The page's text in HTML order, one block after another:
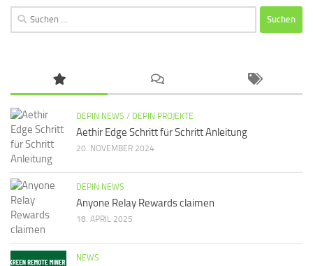
Suchen
nach:
DEPIN NEWS / DEPIN PROJEKTE
Aethir Edge Schritt für Schritt Anleitung
20. NOVEMBER 2024
DEPIN NEWS
Anyone Relay Rewards claimen
18. APRIL 2025
NEWS